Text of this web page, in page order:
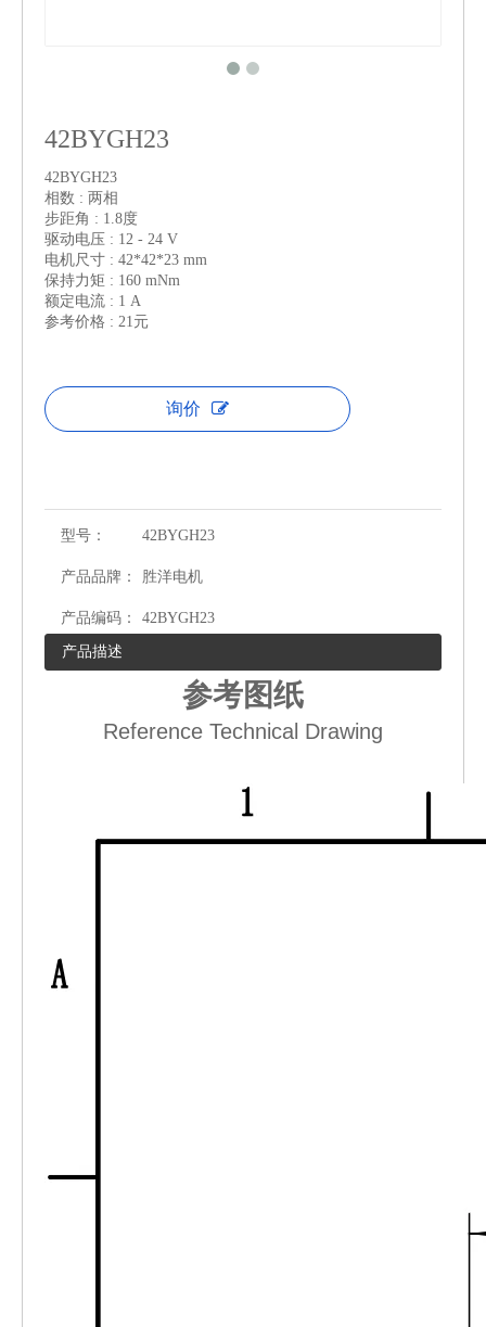
42BYGH23
42BYGH23
相数 : 两相
步距角 : 1.8度
驱动电压 : 12 - 24 V
电机尺寸 : 42*42*23 mm
保持力矩 : 160 mNm
额定电流 : 1 A
参考价格 : 21元
询价
型号： 42BYGH23
产品品牌： 胜洋电机
产品编码： 42BYGH23
产品描述
参考图纸
Reference Technical Drawing